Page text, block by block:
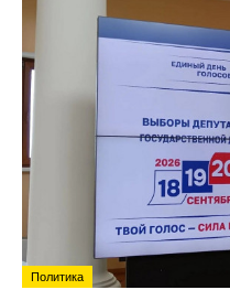
Политика